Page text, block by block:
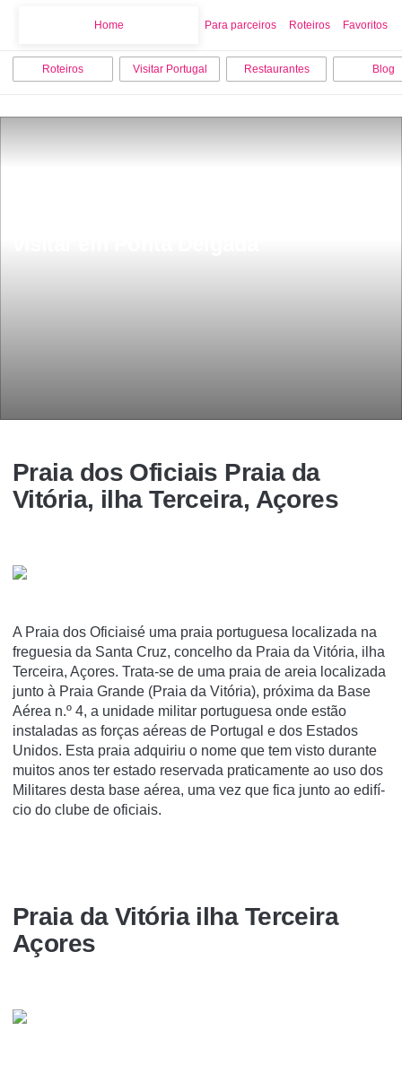
Home Para parceiros Roteiros Favoritos
Roteiros Visitar Portugal Restaurantes Blog
Praia dos Oficiais Praia da
Vitória, ilha Terceira, Açores
A Praia dos Oficiaisé uma praia portuguesa localizada na
freguesia da Santa Cruz, concelho da Praia da Vitória, ilha
Terceira, Açores. Trata-se de uma praia de areia localizada
junto à Praia Grande (Praia da Vitória), próxima da Base
Aérea n.º 4, a unidade militar portuguesa onde estão
instaladas as forças aéreas de Portugal e dos Estados
Unidos. Esta praia adquiriu o nome que tem visto durante
muitos anos ter estado reservada praticamente ao uso dos
Militares desta base aérea, uma vez que fica junto ao edifí­
cio do clube de oficiais.
Praia da Vitória ilha Terceira
Açores